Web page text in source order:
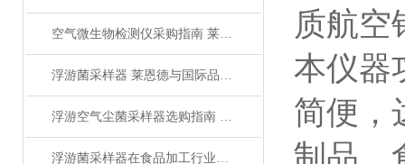
空气微生物检测仪采购指南 莱恩德与国际品牌选型对比
浮游菌采样器 莱恩德与国际品牌选型对比参考
浮游空气尘菌采样器选购指南 化学药制剂等领域使用参考
浮游菌采样器在食品加工行业的应用与优势
质航空
本仪器
简便，
制品、